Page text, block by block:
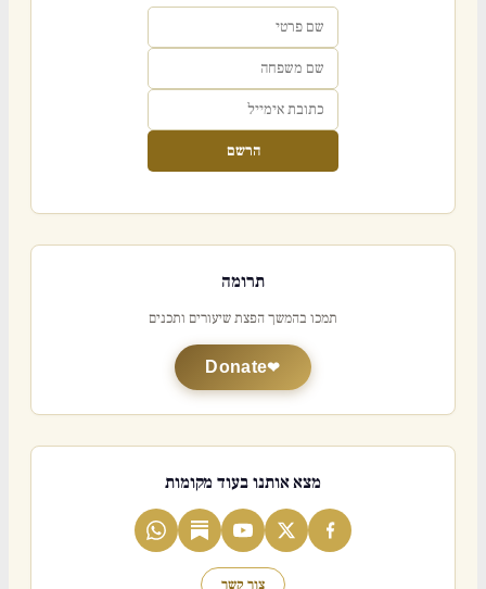
הרשם
תרומה
תמכו בהמשך הפצת שיעורים ותכנים
Donate
מצא אותנו בעוד מקומות
צור קשר